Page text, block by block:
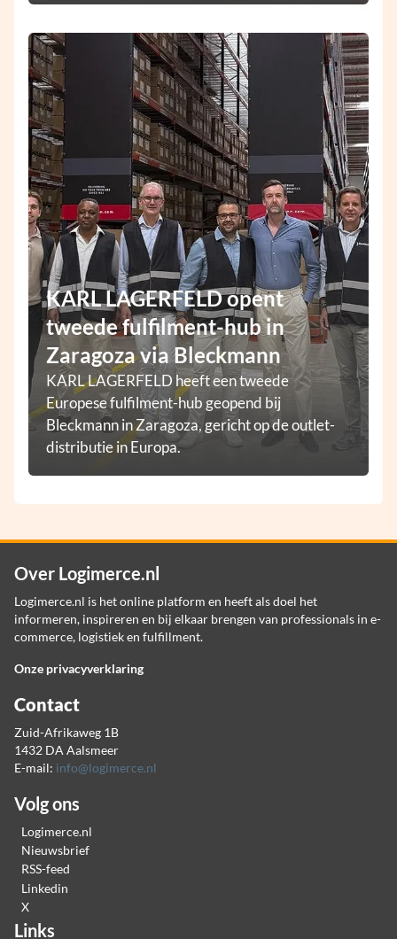
KARL LAGERFELD opent
tweede fulfilment-hub in
Zaragoza via Bleckmann
KARL LAGERFELD heeft een tweede
Europese fulfilment-hub geopend bij
Bleckmann in Zaragoza, gericht op de outlet-
distributie in Europa.
Over Logimerce.nl
Logimerce.nl is het online platform en heeft als doel het
informeren, inspireren en bij elkaar brengen van professionals in e-
commerce, logistiek en fulfillment.
Onze privacyverklaring
Contact
Zuid-Afrikaweg 1B
1432 DA Aalsmeer
E-mail: info@logimerce.nl
Volg ons
Logimerce.nl
Nieuwsbrief
RSS-feed
Linkedin
X
Links